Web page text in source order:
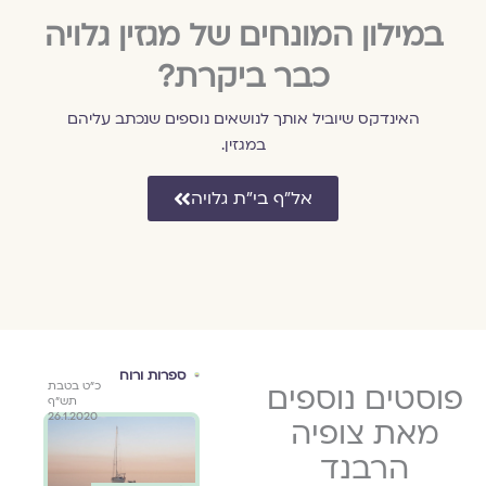
במילון המונחים של מגזין גלויה
כבר ביקרת?
האינדקס שיוביל אותך לנושאים נוספים שנכתב עליהם
במגזין.
אל״ף בי״ת גלויה
פוסטים נוספים
מאת צופיה
הרבנד
תשפ״ד
ספרות ורוח
כ"ט בטבת
תש"ף
26.1.2020